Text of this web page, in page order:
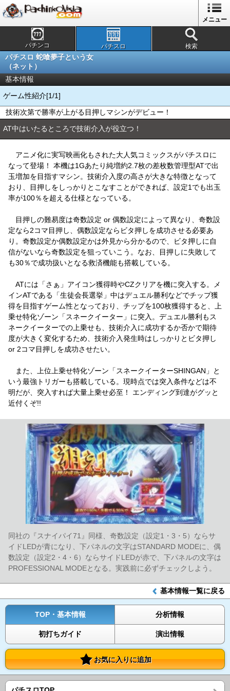
メニュー
パチンコ パチスロ 検索
パチスロ 蛇喰夢子という女
（ネット）
基本情報
ゲーム性紹介[1/1]
技術次第で勝率が上がる目押しマシンがデビュー！
AT中はいたるところで技術介入が役立つ！
アニメ化に実写映画化もされた大人気コミックスがパチスロに
なって登場！ 本機は1Gあたり純増約2.7枚の差枚数管理型ATで出
玉増加を目指すマシン。技術介入度の高さが大きな特徴となって
おり、目押しをしっかりとこなすことができれば、設定1でも出玉
率が100％を超える仕様となっている。
目押しの難易度は奇数設定 or 偶数設定によって異なり、奇数設
定なら2コマ目押し、偶数設定ならビタ押しを成功させる必要あ
り。奇数設定か偶数設定かは外見から分かるので、ビタ押しに自
信がないなら奇数設定を狙っていこう。なお、目押しに失敗して
も30％で成功扱いとなる救済機能も搭載している。
ATには「さぁ」アイコン獲得時やCZクリアを機に突入する。メ
インATである「生徒会長選挙」中はデュエル勝利などでチップ獲
得を目指すゲーム性となっており、チップを100枚獲得すると、上
乗せ特化ゾーン「スネークイーター」に突入。デュエル勝利もス
ネークイーターでの上乗せも、技術介入に成功するか否かで期待
度が大きく変化するため、技術介入発生時はしっかりとビタ押し
or 2コマ目押しを成功させたい。
また、上位上乗せ特化ゾーン「スネークイーターSHINGAN」と
いう最強トリガーも搭載している。現時点では突入条件などは不
明だが、突入すれば大量上乗せ必至！ エンディング到達がグッと
近付くぞ!!
同社の『スナイパイ71』同様、奇数設定（設定1・3・5）ならサ
イドLEDが青になり、下パネルの文字はSTANDARD MODEに、偶
数設定（設定2・4・6）ならサイドLEDが赤で、下パネルの文字は
PROFESSIONAL MODEとなる。実践前に必ずチェックしよう。
基本情報一覧に戻る
TOP・基本情報 分析情報
初打ちガイド 演出情報
お気に入りに追加